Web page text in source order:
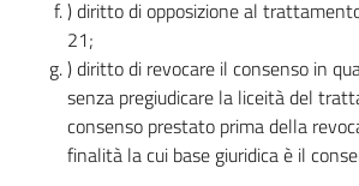
) diritto di opposizione al
21;
) diritto di revocare il consenso in
senza pregiudicare la liceità del
consenso prestato prima della
finalità la cui base giuridica è il